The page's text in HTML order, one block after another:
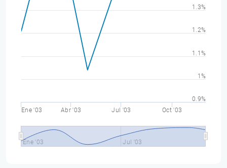
Ene '03 Abr '03 Jul '03 Oct '03
Ene '03 Jul '03
0.9%
1%
1.1%
1.2%
1.3%